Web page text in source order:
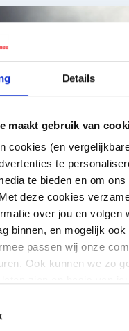
Details
maakt gebruik van
cookies (en
te
te bieden en om
deze cookies
over jou en volgen
binnen, en mogelijk ook
passen wij onze
Ook kunnen we zo
kunt je toestemming ook
Goed
Goed biedt
makers
en te